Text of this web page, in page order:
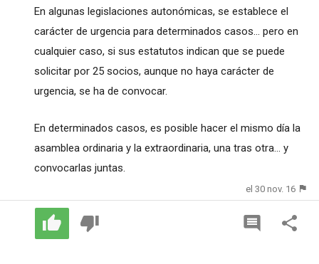
En algunas legislaciones autonómicas, se establece el
carácter de urgencia para determinados casos... pero en
cualquier caso, si sus estatutos indican que se puede
solicitar por 25 socios, aunque no haya carácter de
urgencia, se ha de convocar.
En determinados casos, es posible hacer el mismo día la
asamblea ordinaria y la extraordinaria, una tras otra... y
convocarlas juntas.
el 30 nov. 16